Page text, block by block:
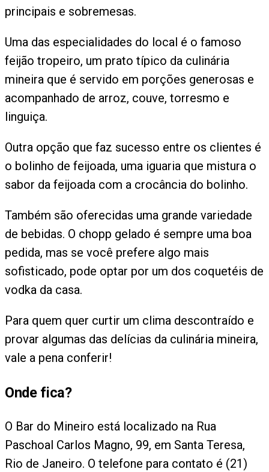
principais e sobremesas.
Uma das especialidades do local é o famoso
feijão tropeiro, um prato típico da culinária
mineira que é servido em porções generosas e
acompanhado de arroz, couve, torresmo e
linguiça.
Outra opção que faz sucesso entre os clientes é
o bolinho de feijoada, uma iguaria que mistura o
sabor da feijoada com a crocância do bolinho.
Também são oferecidas uma grande variedade
de bebidas. O chopp gelado é sempre uma boa
pedida, mas se você prefere algo mais
sofisticado, pode optar por um dos coquetéis de
vodka da casa.
Para quem quer curtir um clima descontraído e
provar algumas das delícias da culinária mineira,
vale a pena conferir!
Onde fica?
O Bar do Mineiro está localizado na Rua
Paschoal Carlos Magno, 99, em Santa Teresa,
Rio de Janeiro. O telefone para contato é (21)